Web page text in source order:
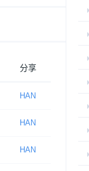
分享
HAN
HAN
HAN